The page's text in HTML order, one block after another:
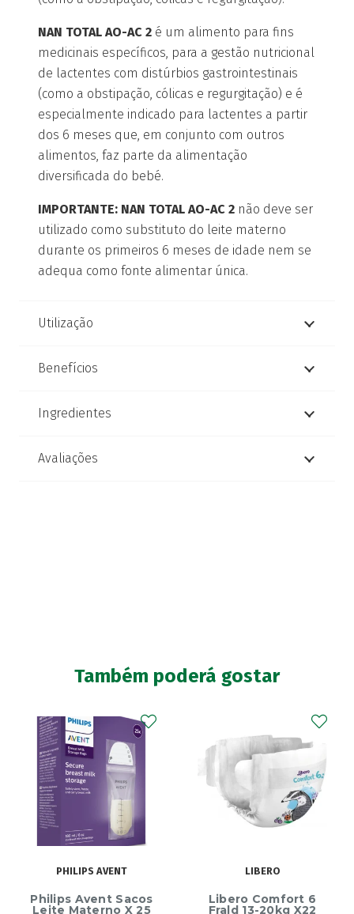
NAN TOTAL AO-AC 2 é um alimento para fins
medicinais específicos, para a gestão nutricional
de lactentes com distúrbios gastrointestinais
(como a obstipação, cólicas e regurgitação) e é
especialmente indicado para lactentes a partir
dos 6 meses que, em conjunto com outros
alimentos, faz parte da alimentação
diversificada do bebé.
IMPORTANTE: NAN TOTAL AO-AC 2 não deve ser
utilizado como substituto do leite materno
durante os primeiros 6 meses de idade nem se
adequa como fonte alimentar única.
Utilização
Benefícios
Ingredientes
Avaliações
Também poderá gostar
PHILIPS AVENT
Philips Avent Sacos
Leite Materno X 25
LIBERO
Libero Comfort 6
Frald 13-20kg X22